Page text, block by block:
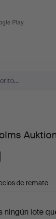
Play
de remate
ningún lote